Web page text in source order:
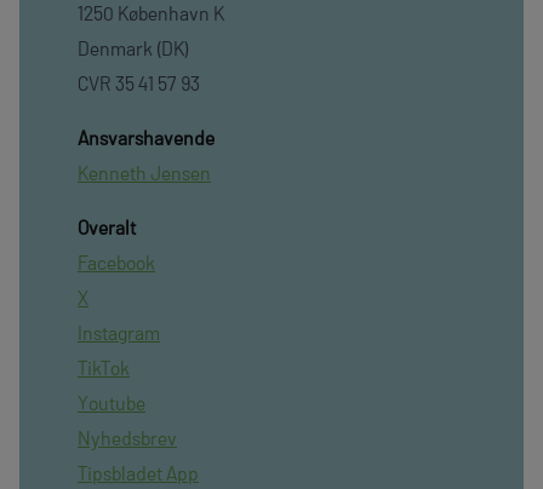
1250 København K
Denmark (DK)
CVR 35 41 57 93
Ansvarshavende
Kenneth Jensen
Overalt
Facebook
X
Instagram
TikTok
Youtube
Nyhedsbrev
Tipsbladet App